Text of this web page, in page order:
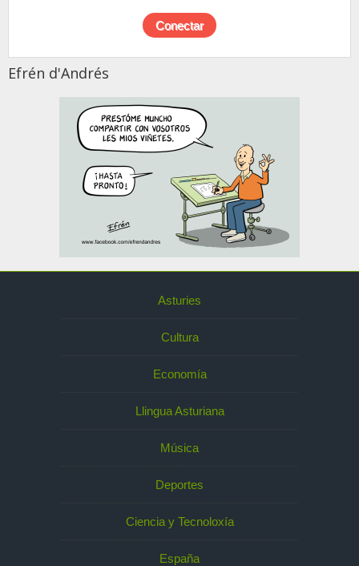
Efrén d'Andrés
Asturies
Cultura
Economía
Llingua Asturiana
Música
Deportes
Ciencia y Tecnoloxía
España